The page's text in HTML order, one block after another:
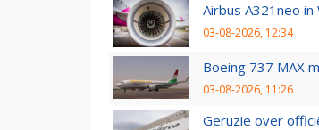
Airbus A321neo
03-08-2026, 12:34
Boeing 737 MAX
03-08-2026, 11:26
Geruzie over